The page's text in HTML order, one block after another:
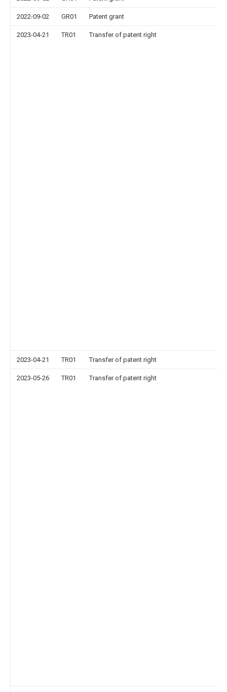
2022-09-02 GR01 Patent grant
2023-04-21 TR01 Transfer of patent right
2023-04-21 TR01 Transfer of patent right
2023-05-26 TR01 Transfer of patent right